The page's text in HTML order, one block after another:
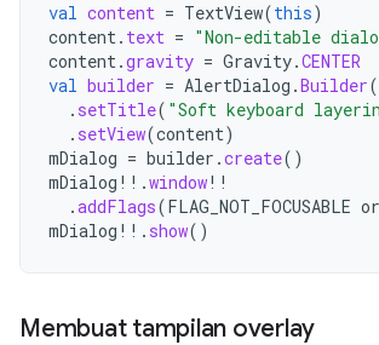
val content = TextView(this)
content. text = "Non-editable
content.gravity = Gravity.CENTER
val builder = AlertDialog .Builder(
. setTitle( "Soft keyboard
. setView(content)
mDialog = builder .create()
mDialog !! .window!!
.addFlags(FLAG_NOT_FOCUSABLE or
mDialog !! . show()
Membuat tampilan overlay